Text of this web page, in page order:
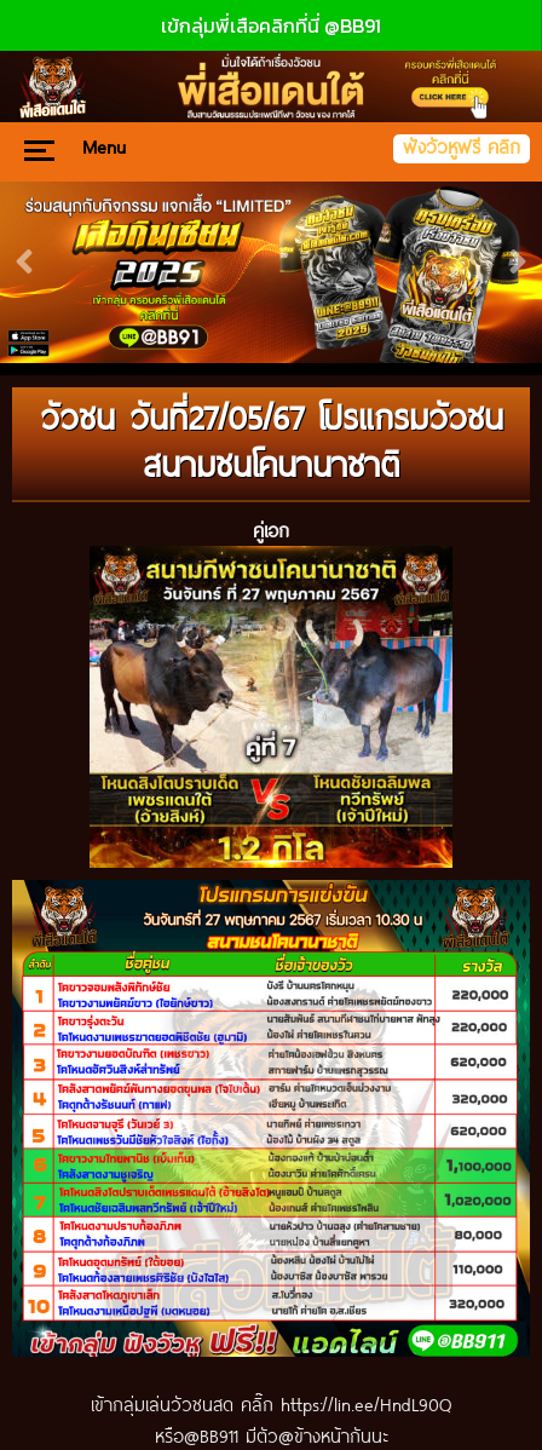
เข้กลุ่มพี่เสือคลิกที่นี่ @BB91
Menu ฟังวัวหูฟรี คลิก
วัวชน วันที่27/05/67 โปรแกรมวัวชน
สนามชนโคนานาชาติ
คู่เอก
เข้ากลุ่มเล่นวัวชนสด คลิ๊ก https://lin.ee/HndL90Q
หรือ@BB911 มีตัว@ข้างหน้ากันนะ